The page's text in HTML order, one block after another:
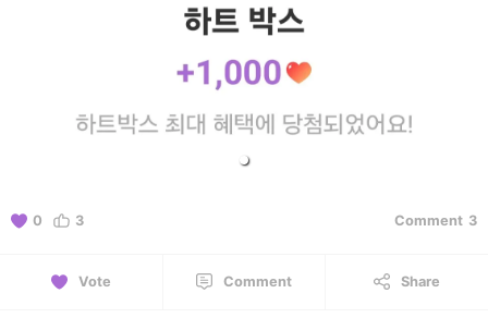
0 3 Comment 3
Vote Comment Share